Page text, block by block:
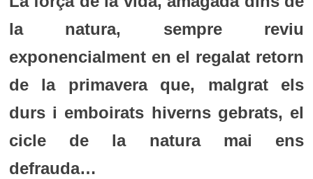
la natura, sempre reviu
exponencialment en el regalat retorn
de la primavera que, malgrat els
durs i emboirats hiverns gebrats, el
cicle de la natura mai ens
defrauda…